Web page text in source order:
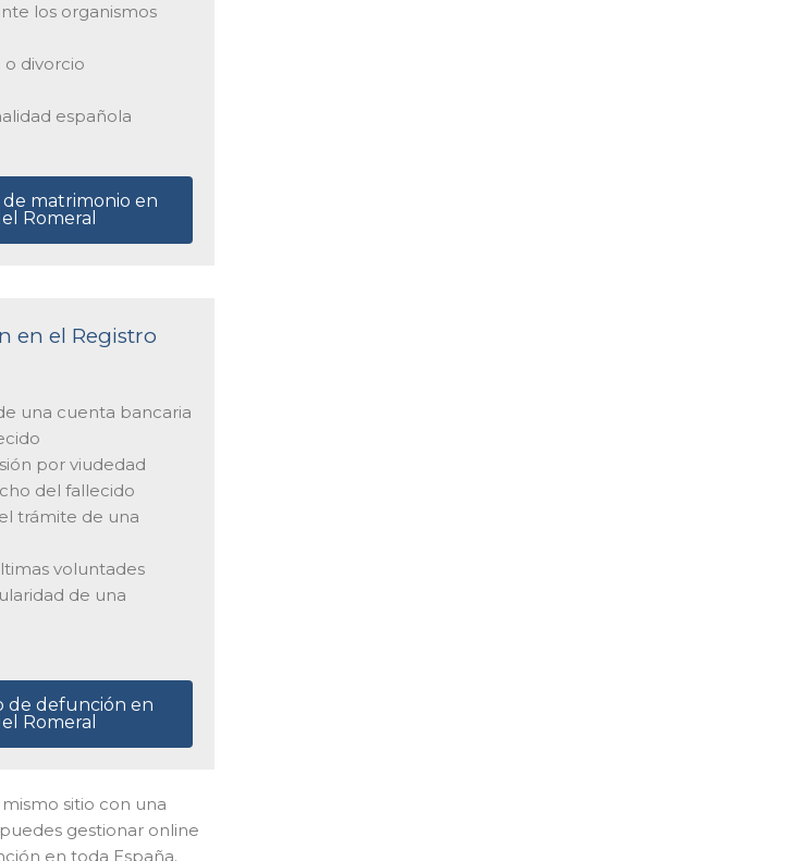
los organismos
o divorcio
española
matrimonio en
Romeral
en el Registro
una cuenta bancaria
por viudedad
del fallecido
trámite de una
voluntades
de una
de defunción en
Romeral
sitio con una
gestionar online
en toda España.